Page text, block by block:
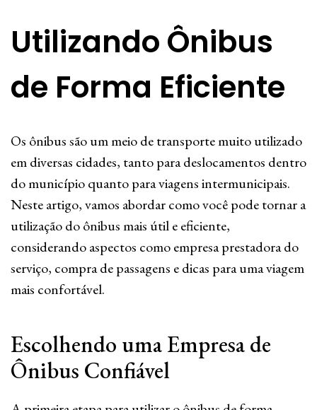
Utilizando Ônibus
de Forma Eficiente
Os ônibus são um meio de transporte muito utilizado
em diversas cidades, tanto para deslocamentos dentro
do município quanto para viagens intermunicipais.
Neste artigo, vamos abordar como você pode tornar a
utilização do ônibus mais útil e eficiente,
considerando aspectos como empresa prestadora do
serviço, compra de passagens e dicas para uma viagem
mais confortável.
Escolhendo uma Empresa de
Ônibus Confiável